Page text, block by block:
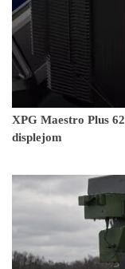
XPG Maestro Plus
displejom